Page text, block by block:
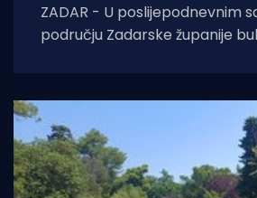
ZADAR - U poslijepodnevnim
području Zadarske županije